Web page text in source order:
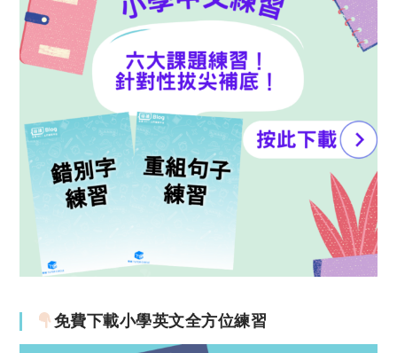
免費下載小學英文全方位練習